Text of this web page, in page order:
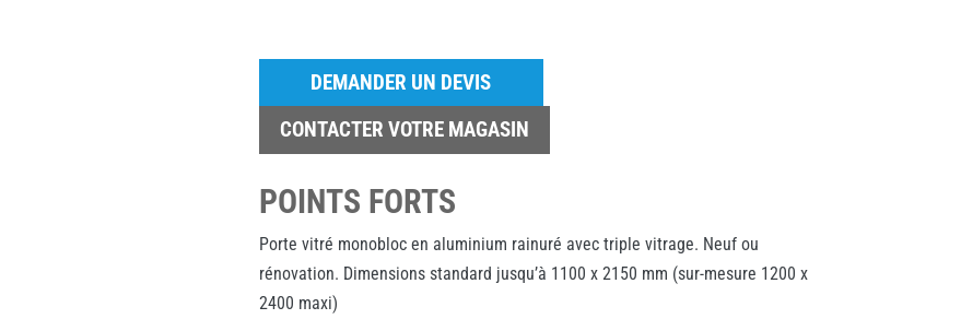
DEMANDER UN DEVIS
CONTACTER VOTRE MAGASIN
POINTS FORTS
Porte vitré monobloc en aluminium rainuré avec triple vitrage. Neuf ou
rénovation. Dimensions standard jusqu’à 1100 x 2150 mm (sur-mesure 1200 x
2400 maxi)